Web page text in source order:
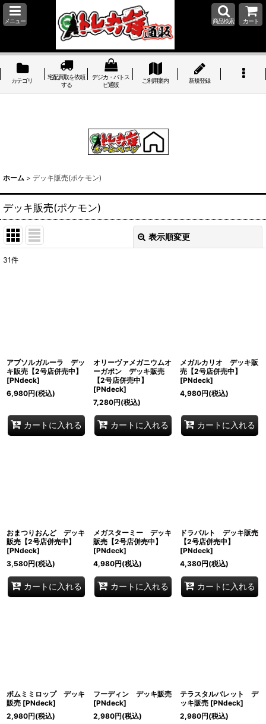
メニュー 商品検索 カート
カテゴリ
宅配買取を依頼
する
デジカ・バトス
ピ通販
ご利用案内 新規登録
ホーム > デッキ販売(ポケモン)
デッキ販売(ポケモン)
表示順変更
31件
アブソルガルーラ デッ
キ販売【2号店併売中】
[PNdeck]
6,980円(税込)
カートに入れる
オリーヴァメガニウムオ
ーガポン デッキ販売
【2号店併売中】
[PNdeck]
7,280円(税込)
カートに入れる
メガルカリオ デッキ販
売【2号店併売中】
[PNdeck]
4,980円(税込)
カートに入れる
おまつりおんど デッキ
販売【2号店併売中】
[PNdeck]
3,580円(税込)
カートに入れる
メガスターミー デッキ
販売【2号店併売中】
[PNdeck]
4,980円(税込)
カートに入れる
ドラパルト デッキ販売
【2号店併売中】
[PNdeck]
4,380円(税込)
カートに入れる
ボムミミロップ デッキ
販売 [PNdeck]
2,980円(税込)
フーディン デッキ販売
[PNdeck]
2,980円(税込)
テラスタルバレット デ
ッキ販売 [PNdeck]
2,980円(税込)